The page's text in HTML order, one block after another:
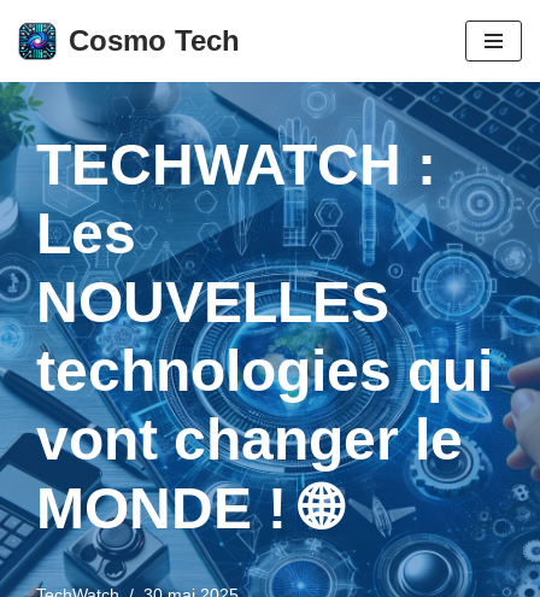
Aller
au
contenu
Cosmo Tech
TECHWATCH :
Les
NOUVELLES
technologies qui
vont changer le
MONDE ! 🌐